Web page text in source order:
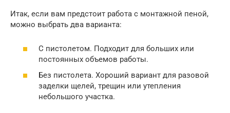
Итак, если вам предстоит работа с монтажной пеной,
можно выбрать два варианта:
С пистолетом. Подходит для больших или
постоянных объемов работы.
Без пистолета. Хороший вариант для разовой
заделки щелей, трещин или утепления
небольшого участка.